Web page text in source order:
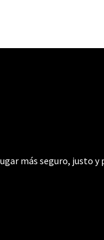
más seguro, justo